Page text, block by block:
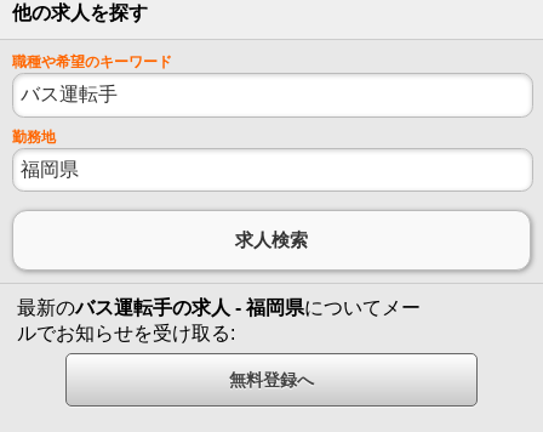
他の求人を探す
職種や希望のキーワード
勤務地
最新のバス運転手の求人 - 福岡県についてメー
ルでお知らせを受け取る: